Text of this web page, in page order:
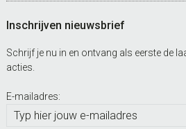
Inschrijven nieuwsbrief
Schrijf je nu in en ontvang als eerste de
acties.
E-mailadres: